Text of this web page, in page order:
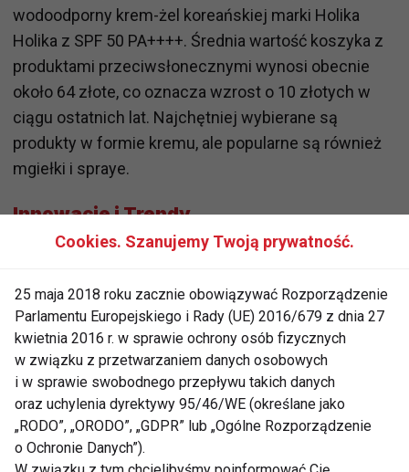
wodoodporny krem-żel koreańskiej marki Holika
Holika z SPF 50 PA++++. Średnia wartość koszyka z
produktami przeciwsłonecznymi wynosi obecnie
około 64 złote, co oznacza wzrost o 10 złotych w
ciągu ostatnich lat. Najchętniej wybierane są
produkty w formie kremu, ale popularne są również
mgiełki i spraye.
Innowacje i Trendy
Polscy konsumenci coraz częściej oczekują
Popularność fotoprotekcji obejmuje teraz nie tylko
kremy do twarzy i ciała, ale także balsamy do ust,
podkłady, kremy BB, korektory i pudry. Trend ten,
zainspirowany przez Koreę, wpłynął na rozszerzenie
asortymentu przez polskie i globalne marki.
Ulubione Formuły i Marki
Cookies. Szanujemy Twoją prywatność.
25 maja 2018 roku zacznie obowiązywać Rozporządzenie
Parlamentu Europejskiego i Rady (UE) 2016/679 z dnia 27
kwietnia 2016 r. w sprawie ochrony osób fizycznych
w związku z przetwarzaniem danych osobowych
i w sprawie swobodnego przepływu takich danych
oraz uchylenia dyrektywy 95/46/WE (określane jako
„RODO”, „ORODO”, „GDPR” lub „Ogólne Rozporządzenie
o Ochronie Danych”).